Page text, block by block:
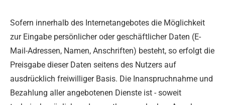
Sofern innerhalb des Internetangebotes die Möglichkeit
zur Eingabe persönlicher oder geschäftlicher Daten (E-
Mail-Adressen, Namen, Anschriften) besteht, so erfolgt die
Preisgabe dieser Daten seitens des Nutzers auf
ausdrücklich freiwilliger Basis. Die Inanspruchnahme und
Bezahlung aller angebotenen Dienste ist - soweit